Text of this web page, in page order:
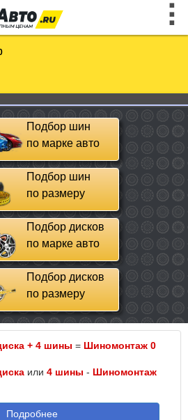
Подбор шин
по марке авто
Подбор шин
по размеру
Подбор дисков
по марке авто
Подбор дисков
по размеру
+ 4 шины = Шиномонтаж 0
или 4 шины - Шиномонтаж
Подробнее